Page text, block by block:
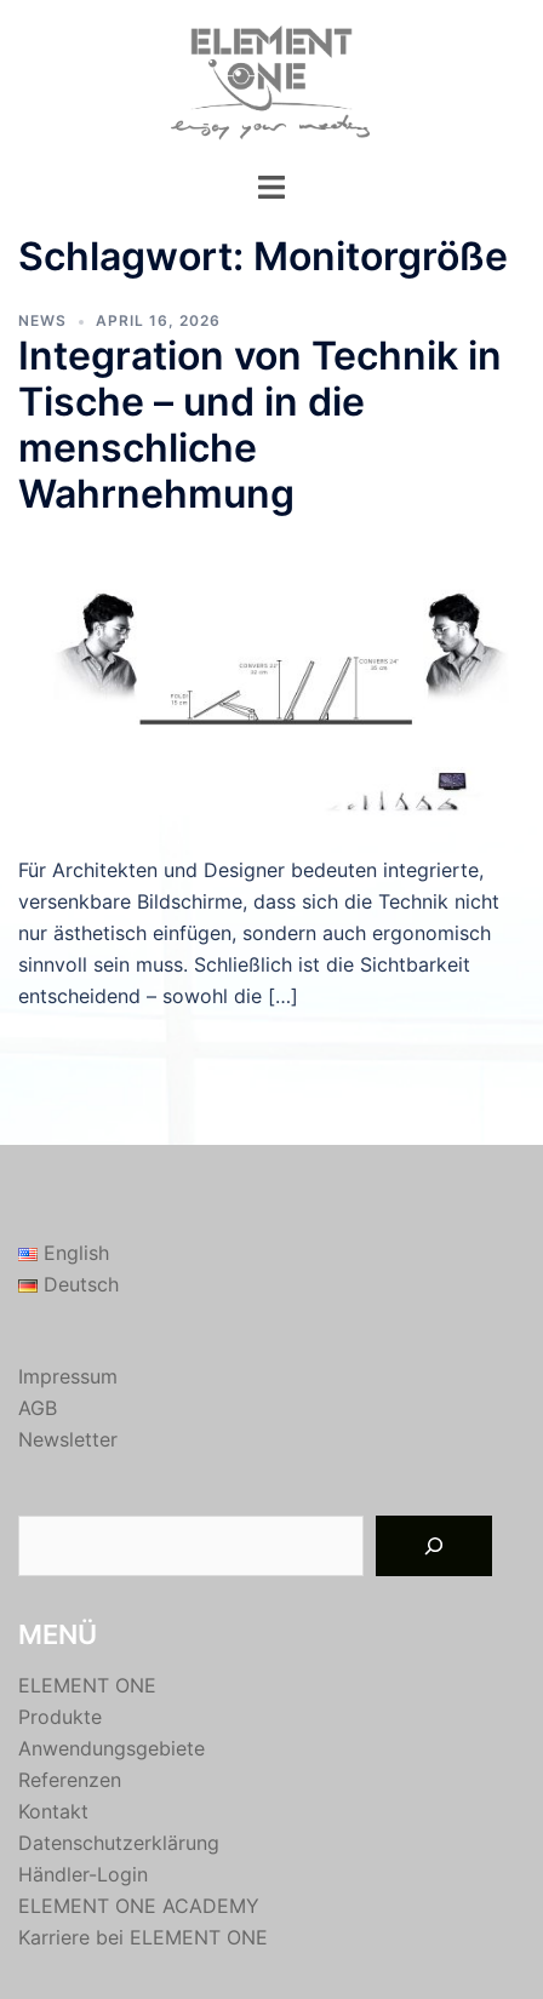
Schlagwort: Monitorgröße
NEWS APRIL 16, 2026
Integration von Technik in
Tische – und in die
menschliche
Wahrnehmung
Für Architekten und Designer bedeuten integrierte,
versenkbare Bildschirme, dass sich die Technik nicht
nur ästhetisch einfügen, sondern auch ergonomisch
sinnvoll sein muss. Schließlich ist die Sichtbarkeit
entscheidend – sowohl die […]
English
Deutsch
Impressum
AGB
Newsletter
MENÜ
ELEMENT ONE
Produkte
Anwendungsgebiete
Referenzen
Kontakt
Datenschutzerklärung
Händler-Login
ELEMENT ONE ACADEMY
Karriere bei ELEMENT ONE